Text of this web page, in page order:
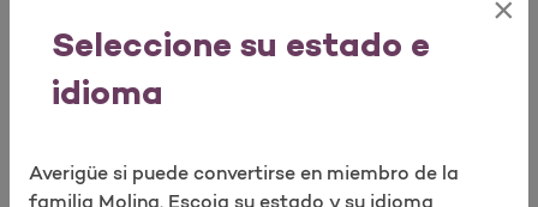
Seleccione su estado e
idioma
×
Averigüe si puede convertirse en miembro de la
familia Molina. Escoja su estado y su idioma
Línea de Asesoría de Enfermeras
Nurse Advice Line english/spanish number
(844) 800-5155
24 horas al día, lunes a domingo
TTY: 711